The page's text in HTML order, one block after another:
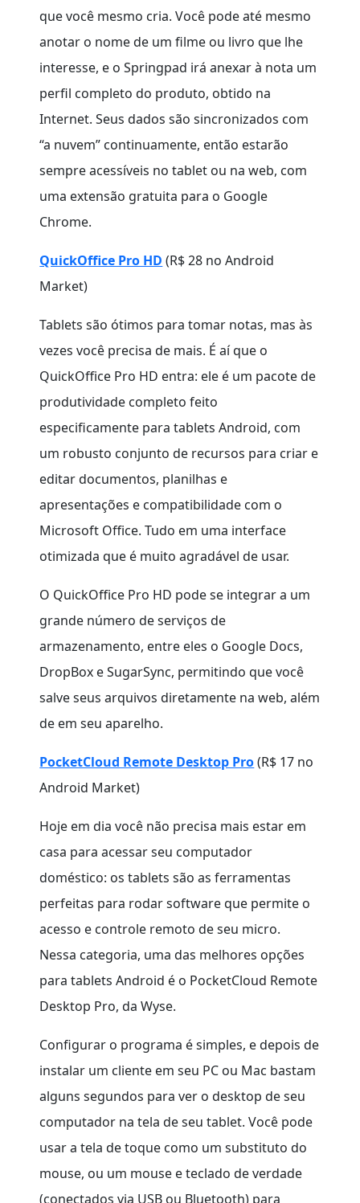
que você mesmo cria. Você pode até mesmo
anotar o nome de um filme ou livro que lhe
interesse, e o Springpad irá anexar à nota um
perfil completo do produto, obtido na
Internet. Seus dados são sincronizados com
“a nuvem” continuamente, então estarão
sempre acessíveis no tablet ou na web, com
uma extensão gratuita para o Google
Chrome.
QuickOffice Pro HD (R$ 28 no Android
Market)
Tablets são ótimos para tomar notas, mas às
vezes você precisa de mais. É aí que o
QuickOffice Pro HD entra: ele é um pacote de
produtividade completo feito
especificamente para tablets Android, com
um robusto conjunto de recursos para criar e
editar documentos, planilhas e
apresentações e compatibilidade com o
Microsoft Office. Tudo em uma interface
otimizada que é muito agradável de usar.
O QuickOffice Pro HD pode se integrar a um
grande número de serviços de
armazenamento, entre eles o Google Docs,
DropBox e SugarSync, permitindo que você
salve seus arquivos diretamente na web, além
de em seu aparelho.
PocketCloud Remote Desktop Pro(R$ 17 no
Android Market)
Hoje em dia você não precisa mais estar em
casa para acessar seu computador
doméstico: os tablets são as ferramentas
perfeitas para rodar software que permite o
acesso e controle remoto de seu micro.
Nessa categoria, uma das melhores opções
para tablets Android é o PocketCloud Remote
Desktop Pro, da Wyse.
Configurar o programa é simples, e depois de
instalar um cliente em seu PC ou Mac bastam
alguns segundos para ver o desktop de seu
computador na tela de seu tablet. Você pode
usar a tela de toque como um substituto do
mouse, ou um mouse e teclado de verdade
(conectados via USB ou Bluetooth) para